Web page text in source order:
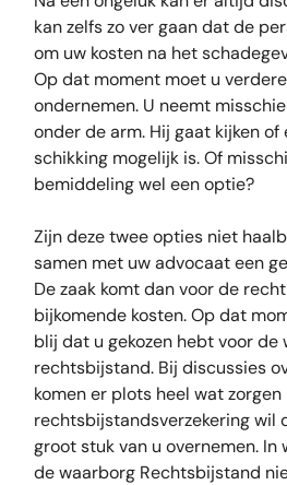
kan zelfs zo ver gaan dat de
om uw kosten na het
Op dat moment moet u
ondernemen. U neemt
onder de arm. Hij gaat kijken of
schikking mogelijk is. Of
bemiddeling wel een optie?
Zijn deze twee opties niet
samen met uw advocaat een
De zaak komt dan voor de
bijkomende kosten. Op dat
blij dat u gekozen hebt voor de
rechtsbijstand. Bij discussies
komen er plots heel wat zorgen
rechtsbijstandsverzekering wil
groot stuk van u overnemen. In
de waarborg Rechtsbijstand